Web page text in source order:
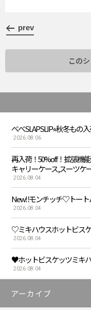
prev
この
べべSLAPSLIP⭐︎秋冬もの
2026.08.06
再入荷！50%off！拡張機
キャリーケース,スーツケ
2026.08.04
New‼️モンチッチ♡トート
2026.08.04
♡ミキハウスホットビス
2026.08.04
♥️ホットビスケッツミキ
2026.08.04
アーカイブ